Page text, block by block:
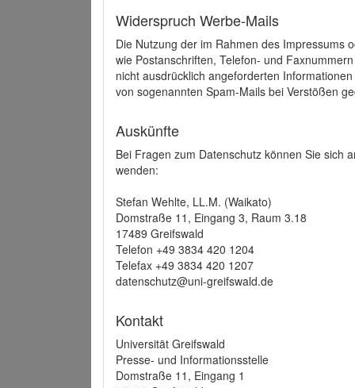
Widerspruch Werbe-Mails
Die Nutzung der im Rahmen des Impressums
wie Postanschriften, Telefon- und
nicht ausdrücklich angeforderten
von sogenannten Spam-Mails bei Verstößen
Auskünfte
Bei Fragen zum Datenschutz können Sie sich
wenden:
Stefan Wehlte, LL.M. (Waikato)
Domstraße 11, Eingang 3, Raum 3.18
17489 Greifswald
Telefon +49 3834 420 1204
Telefax +49 3834 420 1207
datenschutz@uni-greifswald.de
Kontakt
Universität Greifswald
Presse- und Informationsstelle
Domstraße 11, Eingang 1